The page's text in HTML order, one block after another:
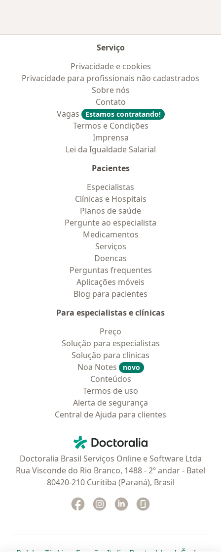
Serviço
Privacidade e cookies
Privacidade para profissionais não cadastrados
Sobre nós
Contato
Vagas
Estamos contratando!
Termos e Condições
Imprensa
Lei da Igualdade Salarial
Pacientes
Especialistas
Clínicas e Hospitais
Planos de saúde
Pergunte ao especialista
Medicamentos
Serviços
Doencas
Perguntas frequentes
Aplicações móveis
Blog para pacientes
Para especialistas e clínicas
Preço
Solução para especialistas
Solução para clinicas
Noa Notes
novo
Conteúdos
Termos de uso
Alerta de segurança
Central de Ajuda para clientes
Doctoralia - Homepage
Doctoralia Brasil Serviços Online e Software Ltda
Rua Visconde do Rio Branco, 1488 - 2º andar - Batel
80420-210 Curitiba (Paraná), Brasil
Facebook
abre num novo separador
Instagram
abre num novo separador
Linkedin
abre num novo